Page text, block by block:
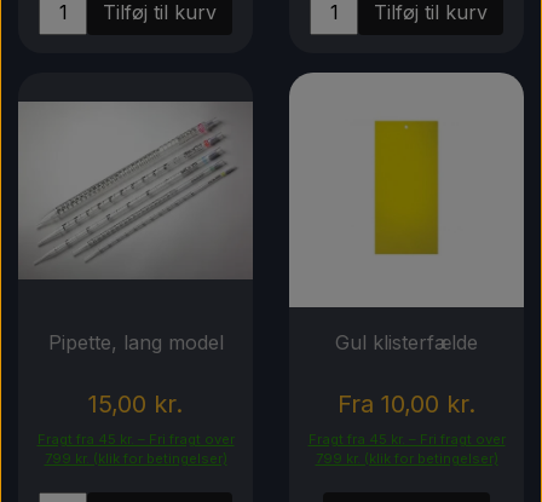
Tilføj til kurv Tilføj til kurv
Pipette, lang model
15,00 kr.
Fragt fra 45 kr. – Fri fragt over
799 kr. (klik for betingelser)
Gul klisterfælde
Fra 10,00 kr.
Fragt fra 45 kr. – Fri fragt over
799 kr. (klik for betingelser)